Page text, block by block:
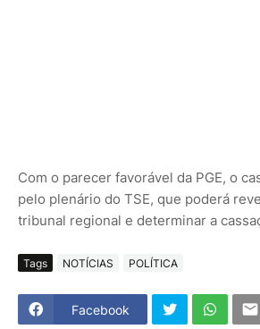
Com o parecer favorável da PGE, o
pelo plenário do TSE, que poderá
tribunal regional e determinar a
Tags NOTÍCIAS POLÍTICA
Facebook